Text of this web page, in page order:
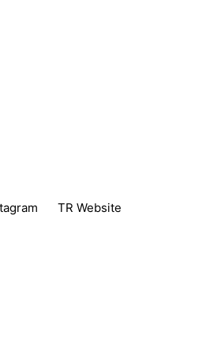
TR Website